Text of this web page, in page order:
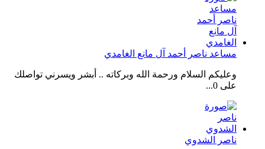
مساعد ناصر أحمد آل مانع الغامدي
وعليكم السلام ورحمة الله وبركاته .. أبشر ويسرني تواصلك
على 0...
ناصر الشدوي